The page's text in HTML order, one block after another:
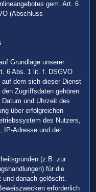
gem. Art. 6
(Abschluss
Grundlage unserer
6 Abs. 1 lit. f. DSGVO
auf dem sich dieser Dienst
Zugriffsdaten gehören
und Uhrzeit des
über erfolgreichen
des Nutzers,
IP-Adresse und der
(z.B. zur
für die
und danach gelöscht.
erforderlich